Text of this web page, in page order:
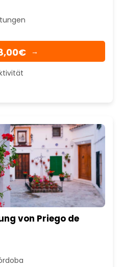
→
von Priego de